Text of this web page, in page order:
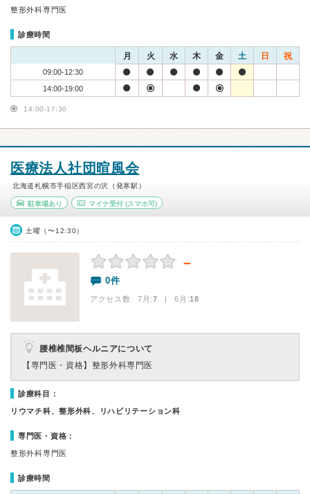
整形外科専門医
診療時間
月 火 水 木 金 土 日 祝
09:00-12:30
14:00-19:00
14:00-17:30
医療法人社団暄風会
北海道札幌市手稲区西宮の沢（発寒駅）
駐車場あり マイナ受付(スマホ可)
土曜（〜12:30）
－
0件
アクセス数 7月:7 | 6月:18
腰椎椎間板ヘルニアについて
【専門医・資格】 整形外科専門医
診療科目：
リウマチ科、整形外科、リハビリテーション科
専門医・資格：
整形外科専門医
診療時間